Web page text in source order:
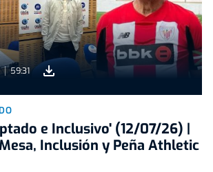
59:31
e Inclusivo' (12/07/26) |
Inclusión y Peña Athletic